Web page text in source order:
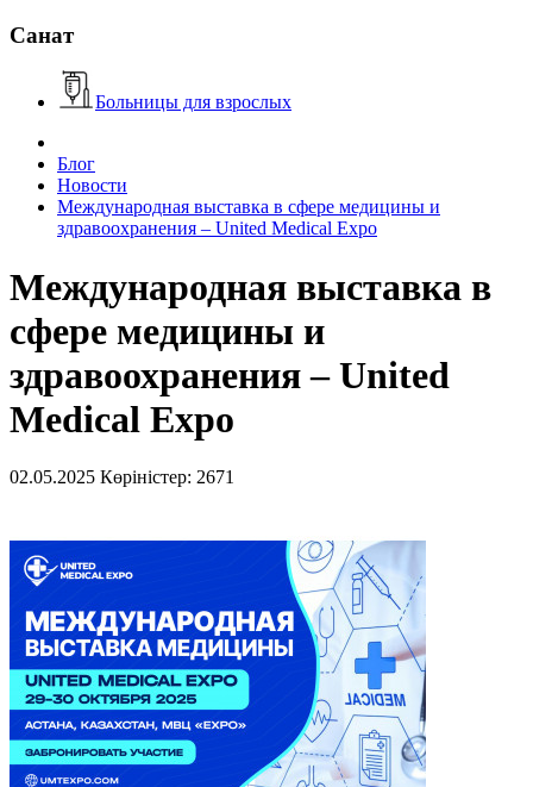
Санат
Больницы для взрослых
Блог
Новости
Международная выставка в сфере медицины и
здравоохранения – United Medical Expo
Международная выставка в
сфере медицины и
здравоохранения – United
Medical Expo
02.05.2025 Көріністер: 2671